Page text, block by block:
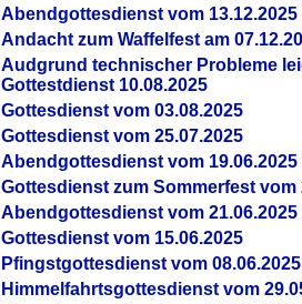
Abendgottesdienst vom 13.12.2025
Andacht zum Waffelfest am
Audgrund technischer Probleme
Gottestdienst 10.08.2025
Gottesdienst vom 03.08.2025
Gottesdienst vom 25.07.2025
Abendgottesdienst vom 19.06.2025
Gottesdienst zum Sommerfest vom
Abendgottesdienst vom 21.06.2025
Gottesdienst vom 15.06.2025
Pfingstgottesdienst vom 08.06.2025
Himmelfahrtsgottesdienst vom